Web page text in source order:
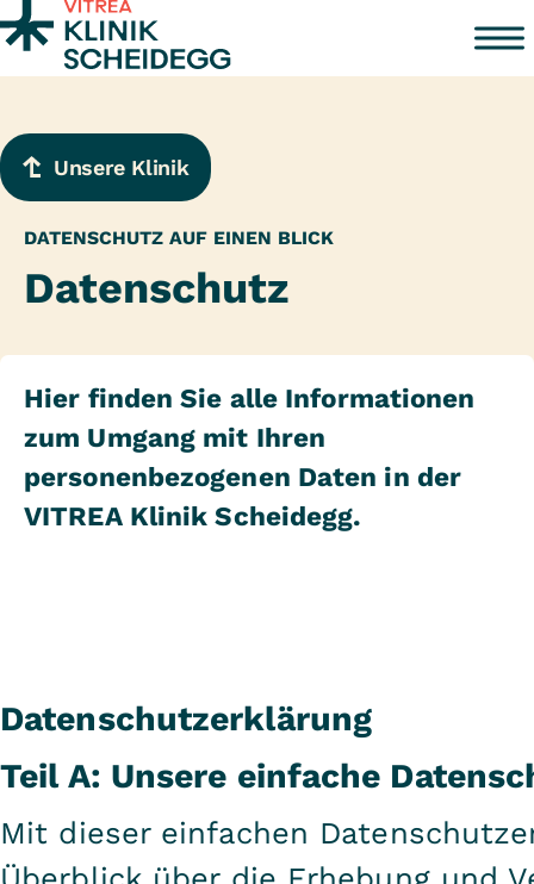
Zum Inhalt springen
Unsere Klinik
DATENSCHUTZ AUF EINEN BLICK
Datenschutz
Hier finden Sie alle Informationen
zum Umgang mit Ihren
personenbezogenen Daten in der
VITREA Klinik Scheidegg.
Datenschutzerklärung
Teil A: Unsere einfache
Mit dieser einfachen